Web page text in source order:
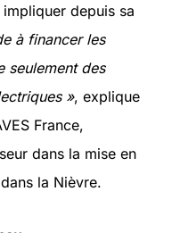
impliquer depuis sa
à financer les
seulement des
», explique
France,
dans la mise en
la Nièvre.